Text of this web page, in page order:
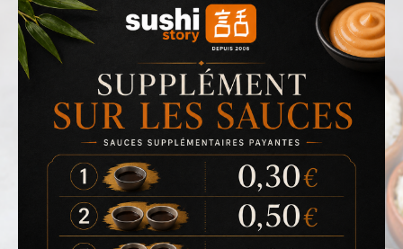
ACCUEIL
LA CARTE
VOTRE COMPTE
NOTRE RESTAURANT